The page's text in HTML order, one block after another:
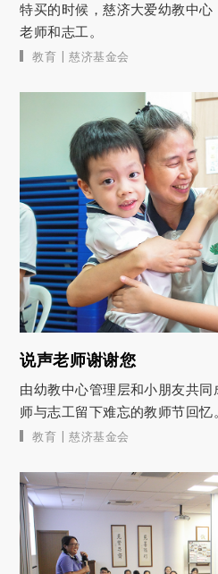
特买的时候，慈济大爱幼教中
老师和志工。
教育 | 慈济基金会
说声老师谢谢您
由幼教中心管理层和小朋友共
师与志工留下难忘的教师节回忆。
教育 | 慈济基金会